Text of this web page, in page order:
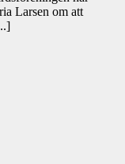
Larsen om att